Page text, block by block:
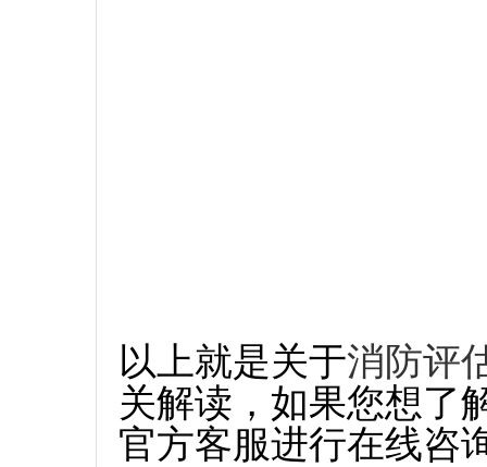
以上就是关于消防评
关解读，如果您想了
官方客服进行在线咨